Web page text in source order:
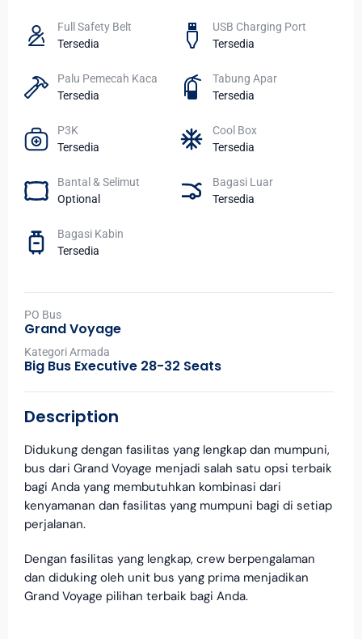
Full Safety Belt
Tersedia
USB Charging Port
Tersedia
Palu Pemecah Kaca
Tersedia
Tabung Apar
Tersedia
P3K
Tersedia
Cool Box
Tersedia
Bantal & Selimut
Optional
Bagasi Luar
Tersedia
Bagasi Kabin
Tersedia
PO Bus
Grand Voyage
Kategori Armada
Big Bus Executive 28-32 Seats
Description
Didukung dengan fasilitas yang lengkap dan mumpuni,
bus dari Grand Voyage menjadi salah satu opsi terbaik
bagi Anda yang membutuhkan kombinasi dari
kenyamanan dan fasilitas yang mumpuni bagi di setiap
perjalanan.
Dengan fasilitas yang lengkap, crew berpengalaman
dan diduking oleh unit bus yang prima menjadikan
Grand Voyage pilihan terbaik bagi Anda.